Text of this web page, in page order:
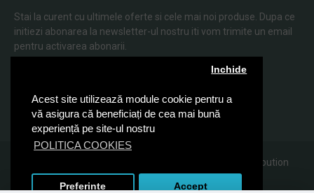
Acest site utilizează module cookie pentru a
vă asigura că beneficiați de cea mai bună
experiență pe site-ul nostru
POLITICA COOKIES
Inchide
Preferinte Accept
Stai la curent cu ultimele oferte si cele mai noi produse. Dupa ce
initiezi abonarea la newsletter-ul nostru iti vom trimite un email
pentru activarea abonarii.
Abonare
Am citit şi sunt de acord cu Politica de Confidentialitate
© 2019, Papir.ro, Toate drepturile rezervate Sanito Distribution